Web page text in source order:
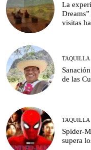
La
visitas
TAQUILLA
de las
TAQUILLA
Spider-
supera